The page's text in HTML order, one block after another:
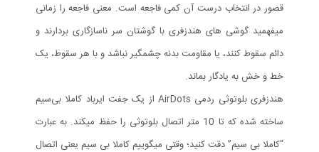
قصور در انتخاب درست آن کمی فاجعه است. معنی فاجعه را زمانی
میفهمید گوشی های هندزفری با گوشتان سر ناسازگاری بردارند و
دائم سقوط کنند، یا مقاومت بدنه چشمگیر نباشد و با هر سقوط، یک
خط و خش به یادگار بماند.
هندزفری بلوتوثی ردمی AirDots از یک جفت ایرباد کاملا بی‌سیم
ساخته شده که تا 10 متر اتصال بلوتوثی را حفظ میکند. به عبارت
“کاملا بی سیم” دقت کنید؛ وقتی میگوییم کاملا بی سیم یعنی اتصال